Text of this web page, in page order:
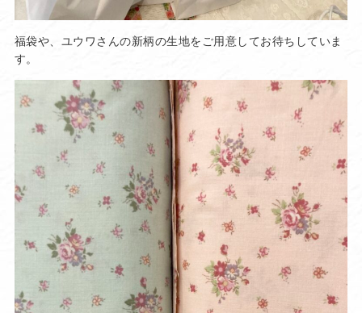
福袋や、ユウワさんの新柄の生地をご用意してお待ちしていま
す。